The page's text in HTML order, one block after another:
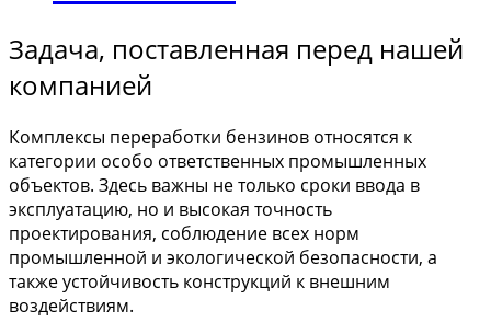
Задача, поставленная перед нашей
компанией
Комплексы переработки бензинов относятся к
категории особо ответственных промышленных
объектов. Здесь важны не только сроки ввода в
эксплуатацию, но и высокая точность
проектирования, соблюдение всех норм
промышленной и экологической безопасности, а
также устойчивость конструкций к внешним
воздействиям.